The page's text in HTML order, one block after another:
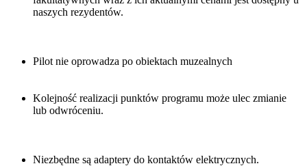
naszych rezydentów.
Pilot nie oprowadza po obiektach muzealnych
Kolejność realizacji punktów programu może ulec zmianie
lub odwróceniu.
Niezbędne są adaptery do kontaktów elektrycznych.